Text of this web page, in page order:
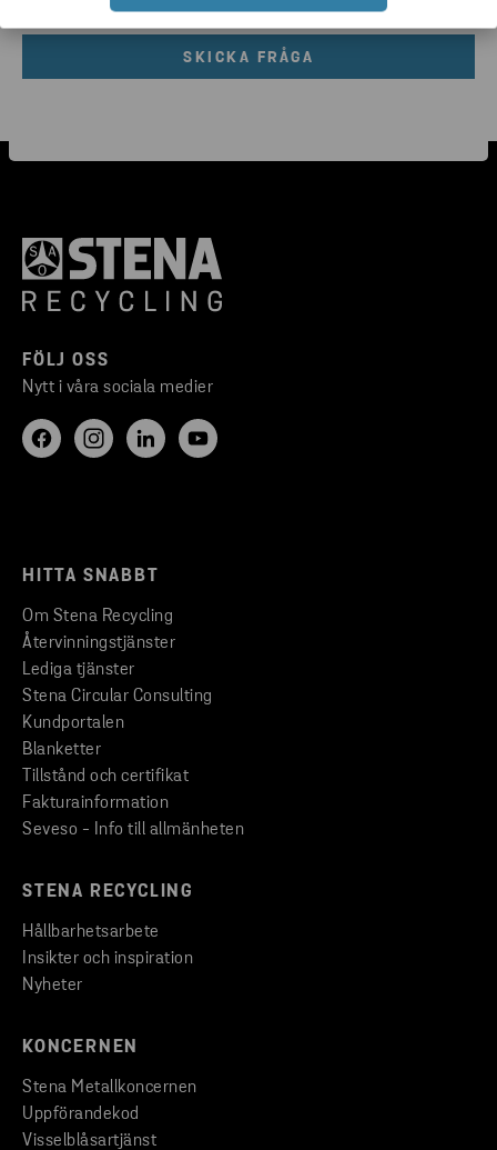
FÖLJ OSS
Nytt i våra sociala medier
HITTA SNABBT
Om Stena Recycling
Återvinningstjänster
Lediga tjänster
Stena Circular Consulting
Kundportalen
Blanketter
Tillstånd och certifikat
Fakturainformation
Seveso - Info till allmänheten
STENA RECYCLING
Hållbarhetsarbete
Insikter och inspiration
Nyheter
KONCERNEN
Stena Metallkoncernen
Uppförandekod
Visselblåsartjänst